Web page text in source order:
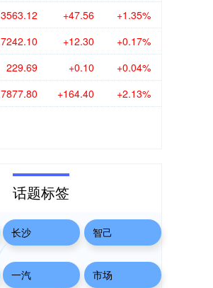
3563.12 +47.56 +1.35%
7242.10 +12.30 +0.17%
229.69 +0.10 +0.04%
7877.80 +164.40 +2.13%
话题标签
长沙 智己
一汽 市场